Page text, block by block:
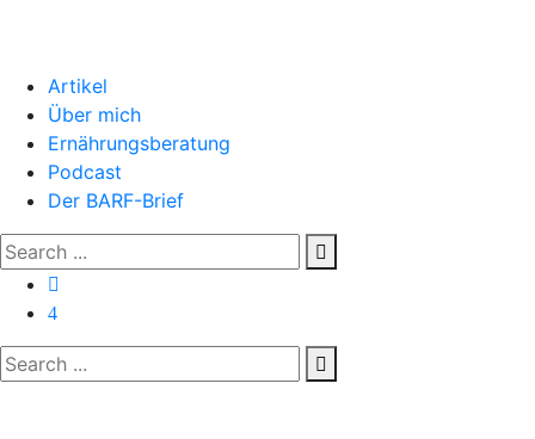
Artikel
Über mich
Ernährungsberatung
Podcast
Der BARF-Brief